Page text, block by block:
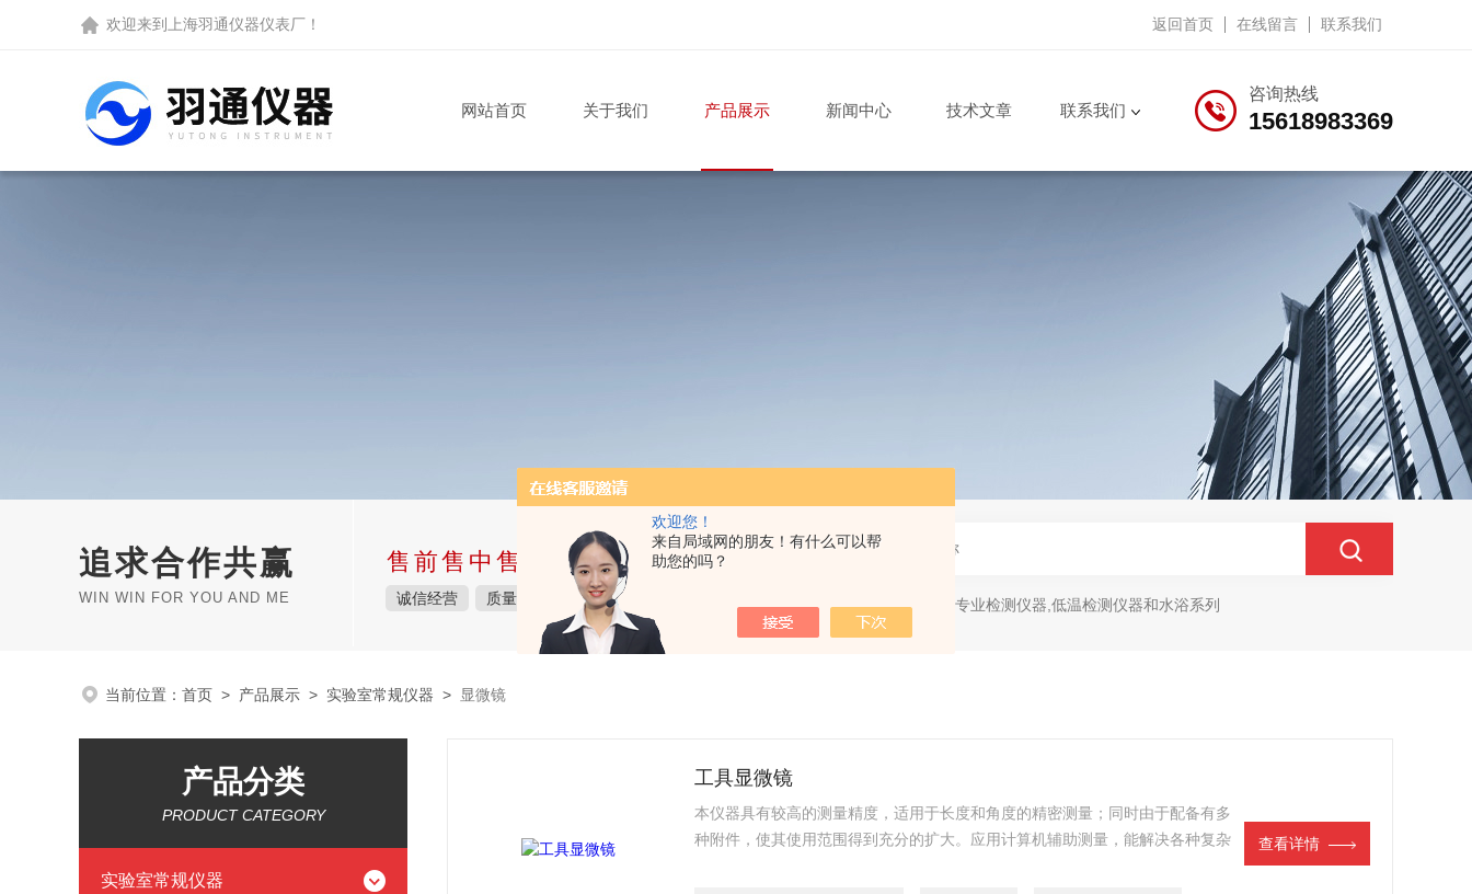
欢迎您！
来自局域网的朋友！有什么可以帮
助您的吗？
欢迎来到 上海羽通仪器仪表厂 ！ 返回首页 在线留言 联系我们
咨询热线
15618983369
网站首页 关于我们 产品展示 新闻中心 技术文章 联系我们
追求合作共赢
WIN WIN FOR YOU AND ME
售前售中售后完整的服务体系
诚信经营 质量保障 价格实惠 热门关键词：石油产品专业检测仪器,低温检测仪器和水浴系列
当前位置： 首页 > 产品展示 > 实验室常规仪器 > 显微镜
产品分类
PRODUCT CATEGORY
实验室常规仪器
工具显微镜
本仪器具有较高的测量精度，适用于长度和角度的精密测量；同时由于配备有多
种附件，使其使用范围得到充分的扩大。应用计算机辅助测量，能解决各种复杂
查看详情